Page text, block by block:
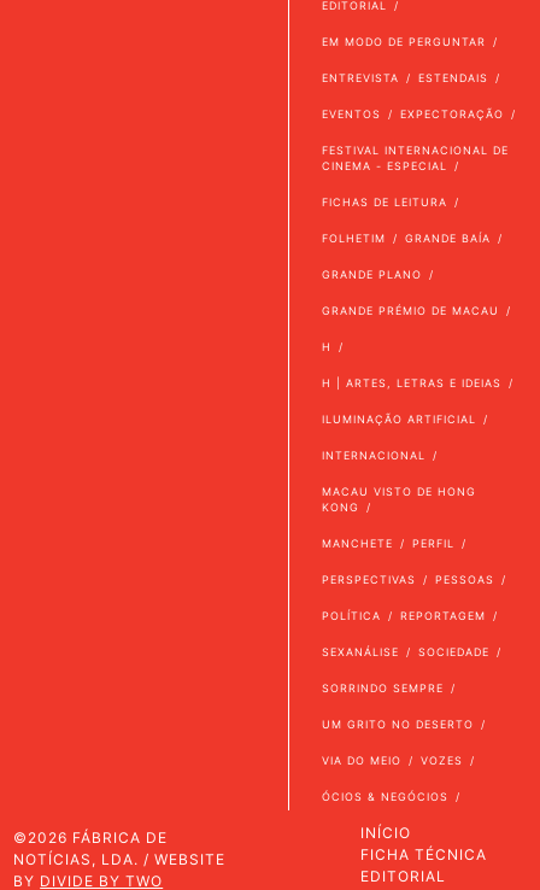
EDITORIAL
EM MODO DE PERGUNTAR
ENTREVISTA ESTENDAIS
EVENTOS EXPECTORAÇÃO
FESTIVAL INTERNACIONAL DE
CINEMA - ESPECIAL
FICHAS DE LEITURA
FOLHETIM GRANDE BAÍA
GRANDE PLANO
GRANDE PRÉMIO DE MACAU
H
H | ARTES, LETRAS E IDEIAS
ILUMINAÇÃO ARTIFICIAL
INTERNACIONAL
MACAU VISTO DE HONG
KONG
MANCHETE PERFIL
PERSPECTIVAS PESSOAS
POLÍTICA REPORTAGEM
SEXANÁLISE SOCIEDADE
SORRINDO SEMPRE
UM GRITO NO DESERTO
VIA DO MEIO VOZES
ÓCIOS & NEGÓCIOS
©2026 FÁBRICA DE
NOTÍCIAS, LDA. / WEBSITE
BY DIVIDE BY TWO
INÍCIO
FICHA TÉCNICA
EDITORIAL